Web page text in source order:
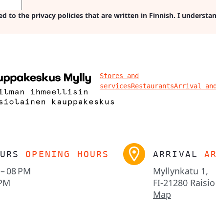
to the privacy policies that are written in Finnish. I
Stores and
servicesRestaurantsArrival and
OPENING HOURS
08 PM
ARRIVAL
Myllynkatu 1,
FI-21280 Raisio
Map